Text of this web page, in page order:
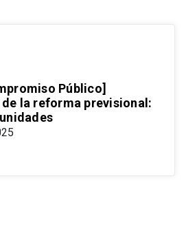
Público]
la reforma previsional: